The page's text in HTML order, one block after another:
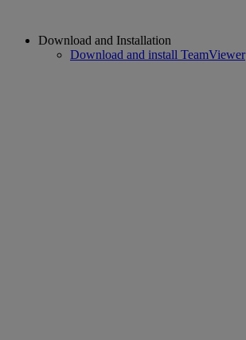
Download and Installation
Download and install TeamViewer